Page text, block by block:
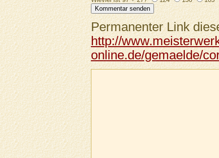
Permanenter Link
http://
online.de/gemaelde/